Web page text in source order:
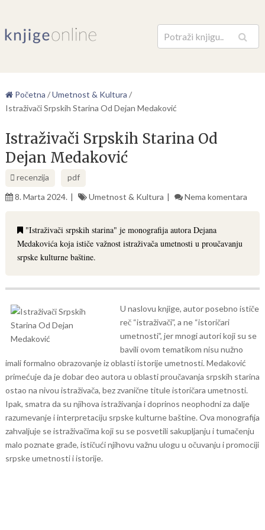
Pretraga
Početna /Umetnost & Kultura /
Istraživači Srpskih Starina Od Dejan Medaković
Istraživači Srpskih Starina Od
Dejan Medaković
recenzija
pdf
8. Marta 2024.
Umetnost & Kultura Nema komentara
"Istraživači srpskih starina" je monografija autora Dejana
Medakovića koja ističe važnost istraživača umetnosti u proučavanju
srpske kulturne baštine.
U naslovu knjige, autor posebno ističe
reč “istraživači”, a ne “istoričari
umetnosti”, jer mnogi autori koji su se
bavili ovom tematikom nisu nužno
imali formalno obrazovanje iz oblasti istorije umetnosti. Medaković
primećuje da je dobar deo autora u oblasti proučavanja srpskih starina
ostao na nivou istraživača, bez zvanične titule istoričara umetnosti.
Ipak, smatra da su njihova istraživanja i doprinos neophodni za dalje
razumevanje i interpretaciju srpske kulturne baštine. Ova monografija
zahvaljuje se istraživačima koji su se posvetili sakupljanju i tumačenju
malo poznate građe, ističući njihovu važnu ulogu u očuvanju i promociji
srpske umetnosti i istorije.